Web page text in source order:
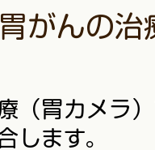
胃がんの治
（胃カメラ
します。